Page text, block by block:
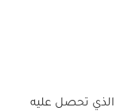
الذي تحصل عليه